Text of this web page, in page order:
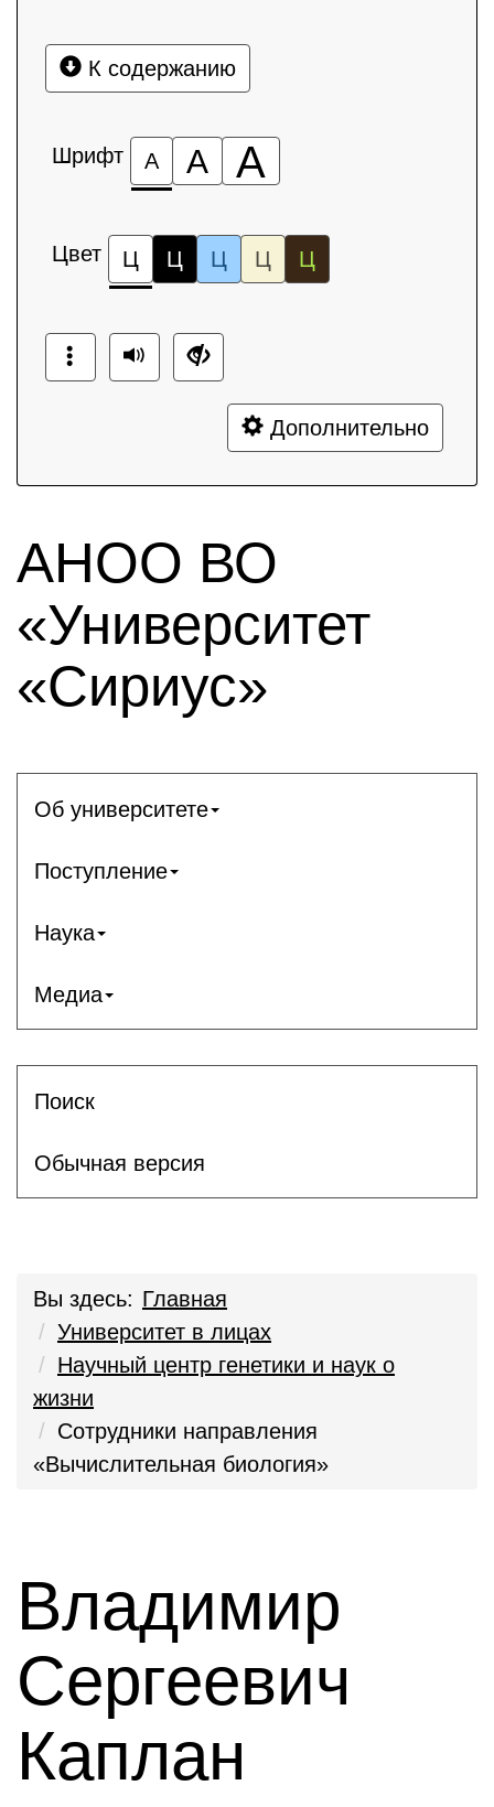
К содержанию
Шрифт А А А
Цвет Ц Ц Ц Ц Ц
Дополнительно
АНОО ВО
«Университет
«Сириус»
Об университете
Поступление
Наука
Медиа
Поиск
Обычная версия
Вы здесь: Главная
Университет в лицах
Научный центр генетики и наук о
жизни
Сотрудники направления
«Вычислительная биология»
Владимир
Сергеевич
Каплан